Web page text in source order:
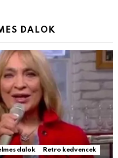
DALOK
dalok Retro kedvencek